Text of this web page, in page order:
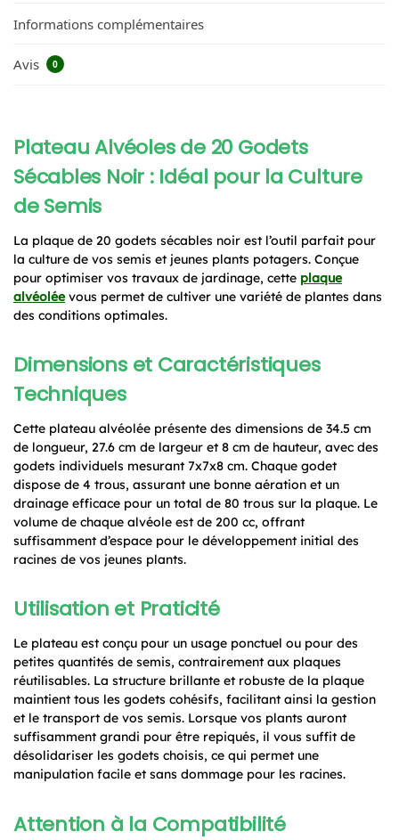
Informations complémentaires
Avis 0
Plateau Alvéoles de 20 Godets
Sécables Noir : Idéal pour la Culture
de Semis
La plaque de 20 godets sécables noir est l’outil parfait pour
la culture de vos semis et jeunes plants potagers. Conçue
pour optimiser vos travaux de jardinage, cette plaque
alvéoléevous permet de cultiver une variété de plantes dans
des conditions optimales.
Dimensions et Caractéristiques
Techniques
Cette plateau alvéolée présente des dimensions de 34.5 cm
de longueur, 27.6 cm de largeur et 8 cm de hauteur, avec des
godets individuels mesurant 7x7x8 cm. Chaque godet
dispose de 4 trous, assurant une bonne aération et un
drainage efficace pour un total de 80 trous sur la plaque. Le
volume de chaque alvéole est de 200 cc, offrant
suffisamment d’espace pour le développement initial des
racines de vos jeunes plants.
Utilisation et Praticité
Le plateau est conçu pour un usage ponctuel ou pour des
petites quantités de semis, contrairement aux plaques
réutilisables. La structure brillante et robuste de la plaque
maintient tous les godets cohésifs, facilitant ainsi la gestion
et le transport de vos semis. Lorsque vos plants auront
suffisamment grandi pour être repiqués, il vous suffit de
désolidariser les godets choisis, ce qui permet une
manipulation facile et sans dommage pour les racines.
Attention à la Compatibilité